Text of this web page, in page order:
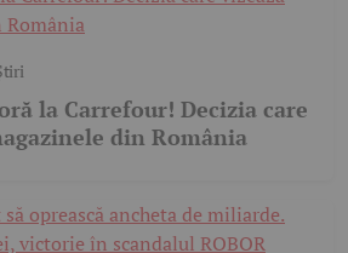
la Carrefour! Decizia care
din România